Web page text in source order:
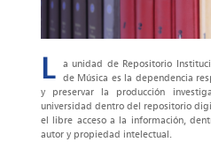
L
a unidad de Repositorio
de Música es la dependencia
y preservar la producción
universidad dentro del repositorio
el libre acceso a la información,
autor y propiedad intelectual.